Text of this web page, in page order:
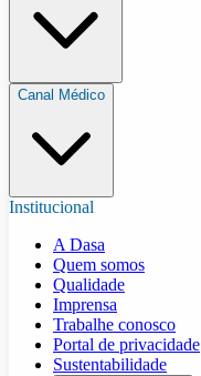
Canal Médico
Institucional
A Dasa
Quem somos
Qualidade
Imprensa
Trabalhe conosco
Portal de privacidade
Sustentabilidade